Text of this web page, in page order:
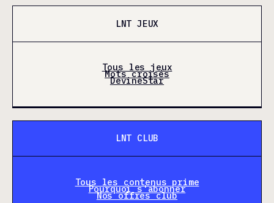
LNT JEUX
Tous les jeux
Mots croisés
DevineStar
LNT CLUB
Tous les contenus prime
Pourquoi s'abonner
Nos offres club